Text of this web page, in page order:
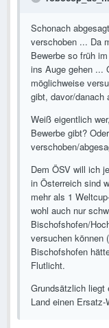
Schonach
verschoben ... Da
Bewerbe so früh
ins Auge gehen ...
möglichweise
gibt, davor/danach
Weiß eigentlich
Bewerbe gibt?
verschoben/
Dem ÖSV will ich
in Österreich sind
mehr als 1
wohl auch nur
Bischofshofen/
versuchen können
Bischofshofen
Flutlicht.
Grundsätzlich liegt
Land einen